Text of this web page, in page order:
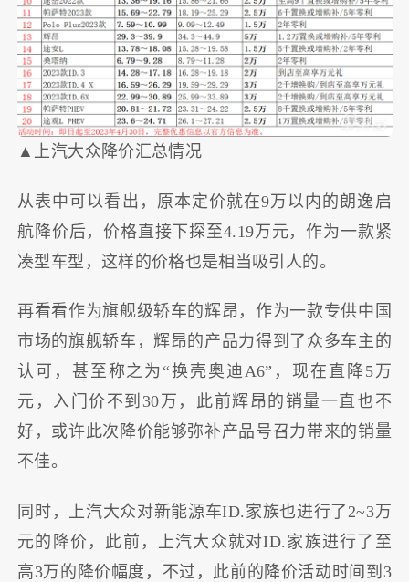
▲上汽大众降价汇总情况
从表中可以看出，原本定价就在9万以内的朗逸启
航降价后，价格直接下探至4.19万元，作为一款紧
凑型车型，这样的价格也是相当吸引人的。
再看看作为旗舰级轿车的辉昂，作为一款专供中国
市场的旗舰轿车，辉昂的产品力得到了众多车主的
认可，甚至称之为“换壳奥迪A6”，现在直降5万
元，入门价不到30万，此前辉昂的销量一直也不
好，或许此次降价能够弥补产品号召力带来的销量
不佳。
同时，上汽大众对新能源车ID.家族也进行了2~3万
元的降价，此前，上汽大众就对ID.家族进行了至
高3万的降价幅度，不过，此前的降价活动时间到3